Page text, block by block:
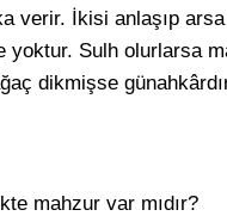
verir. İkisi anlaşıp
Sulh olurlarsa
dikmişse
mahzur var mıdır?